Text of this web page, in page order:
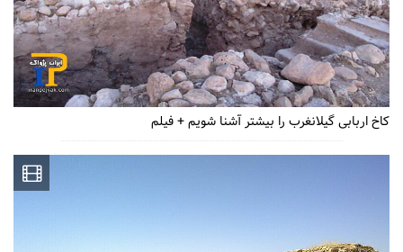
کاخ اربابی گیلانغرب را بیشتر آشنا شویم + فیلم